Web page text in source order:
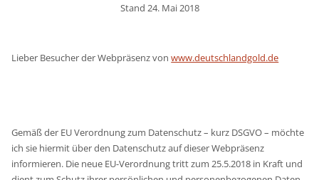
Stand 24. Mai 2018
Lieber Besucher der Webpräsenz vonwww.deutschlandgold.de
Gemäß der EU Verordnung zum Datenschutz – kurz DSGVO – möchte
ich sie hiermit über den Datenschutz auf dieser Webpräsenz
informieren. Die neue EU-Verordnung tritt zum 25.5.2018 in Kraft und